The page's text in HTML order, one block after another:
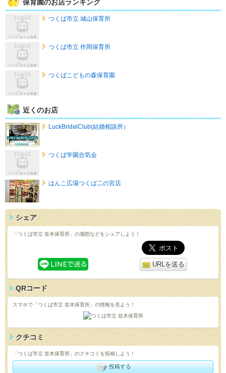
保育園のお店ランキング
つくば市立 城山保育所
つくば市立 作岡保育所
つくばこどもの森保育園
近くのお店
LuckBridalClub(結婚相談所）
つくば学園合気会
はんこ広場つくば二の宮店
シェア
「つくば市立 並木保育所」の感想などをシェアしよう！
URLを送る
QRコード
スマホで「つくば市立 並木保育所」の情報を見よう！
クチコミ
「つくば市立 並木保育所」のクチコミを投稿しよう！
投稿する